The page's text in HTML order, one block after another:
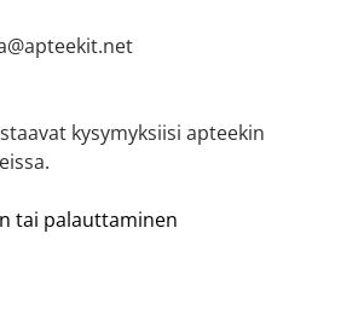
kysymyksiisi apteekin
tai palauttaminen